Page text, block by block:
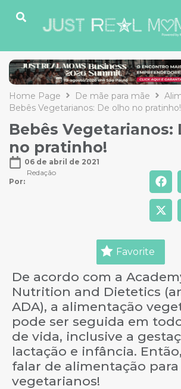
Home Page De mãe para mãe
Bebês Vegetarianos: De olho no pratinho!
Bebês Vegetarianos:
no pratinho!
06 de abril de 2021
Por:
Redação
Favorite
De acordo com a
Nutrition and Dietetics
ADA), a alimentação
pode ser seguida em
de vida, inclusive a
lactação e infância.
falar de alimentação
vegetarianos!